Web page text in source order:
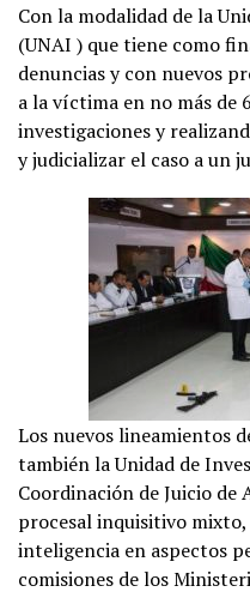
Con la modalidad de la
(UNAI ) que tiene como
denuncias y con nuevos
a la víctima en no más de
investigaciones y
y judicializar el caso a un
Los nuevos lineamientos
también la Unidad de
Coordinación de Juicio de
procesal inquisitivo mixto,
inteligencia en aspectos
comisiones de los